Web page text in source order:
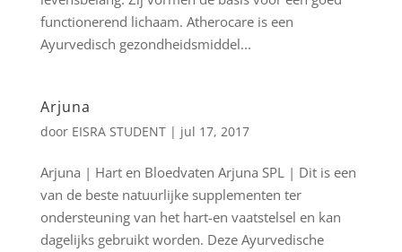
functionerend lichaam. Atherocare is een
Ayurvedisch gezondheidsmiddel...
Arjuna
door EISRA STUDENT| jul 17, 2017
Arjuna | Hart en Bloedvaten Arjuna SPL | Dit is een
van de beste natuurlijke supplementen ter
ondersteuning van het hart-en vaatstelsel en kan
dagelijks gebruikt worden. Deze Ayurvedische